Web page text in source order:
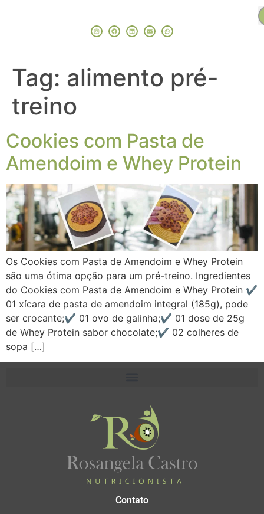
Tag: alimento pré-
treino
Cookies com Pasta de
Amendoim e Whey Protein
Os Cookies com Pasta de Amendoim e Whey Protein
são uma ótima opção para um pré-treino. Ingredientes
do Cookies com Pasta de Amendoim e Whey Protein ✔️
01 xícara de pasta de amendoim integral (185g), pode
ser crocante;✔️ 01 ovo de galinha;✔️ 01 dose de 25g
de Whey Protein sabor chocolate;✔️ 02 colheres de
sopa […]
Contato